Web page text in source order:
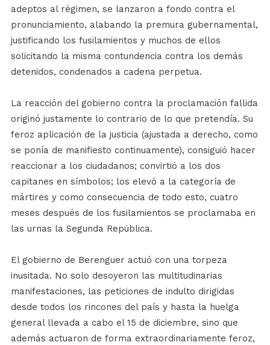
adeptos al régimen, se lanzaron a fondo contra el
pronunciamiento, alabando la premura gubernamental,
justificando los fusilamientos y muchos de ellos
solicitando la misma contundencia contra los demás
detenidos, condenados a cadena perpetua.
La reacción del gobierno contra la proclamación fallida
originó justamente lo contrario de lo que pretendía. Su
feroz aplicación de la justicia (ajustada a derecho, como
se ponía de manifiesto continuamente), consiguió hacer
reaccionar a los ciudadanos; convirtió a los dos
capitanes en símbolos; los elevó a la categoría de
mártires y como consecuencia de todo esto, cuatro
meses después de los fusilamientos se proclamaba en
las urnas la Segunda República.
El gobierno de Berenguer actuó con una torpeza
inusitada. No solo desoyeron las multitudinarias
manifestaciones, las peticiones de indulto dirigidas
desde todos los rincones del país y hasta la huelga
general llevada a cabo el 15 de diciembre, sino que
además actuaron de forma extraordinariamente feroz,